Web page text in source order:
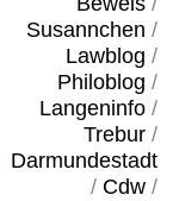
Susannchen /
Lawblog /
Philoblog /
Langeninfo/
Trebur/
Darmundestadt
/ Cdw/